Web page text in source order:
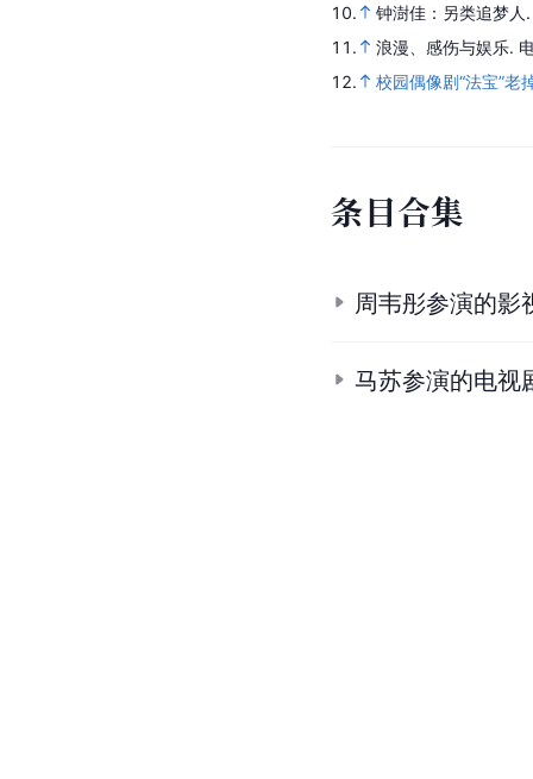
10.
钟澍佳：另类追梦人
11.
浪漫、感伤与娱乐.
12.
校园偶像剧“法宝”
条目合集
周韦彤参演的影
马苏参演的电视